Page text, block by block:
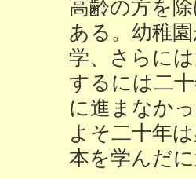
高齢の方を
ある。幼稚
学、さらに
するには二
に進まなか
よそ二十年
本を学んだ